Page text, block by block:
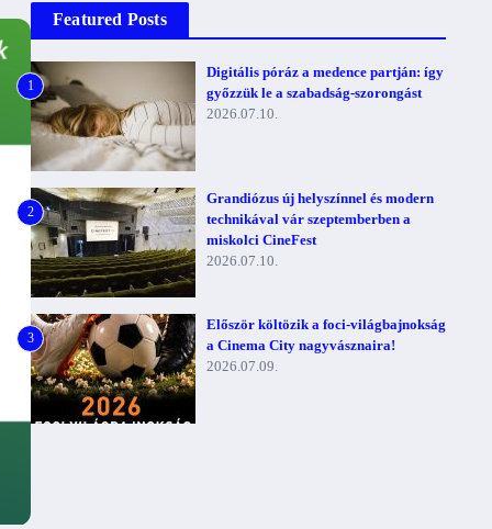
Featured Posts
1
Digitális póráz a medence partján: így
győzzük le a szabadság-szorongást
2026.07.10.
2
Grandiózus új helyszínnel és modern
technikával vár szeptemberben a
miskolci CineFest
2026.07.10.
3
Először költözik a foci-világbajnokság
a Cinema City nagyvásznaira!
2026.07.09.